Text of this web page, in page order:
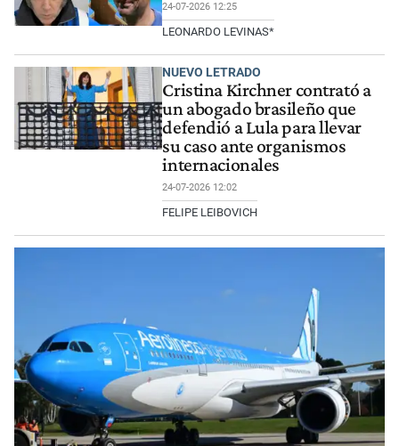
24-07-2026 12:25
LEONARDO LEVINAS*
NUEVO LETRADO
Cristina Kirchner contrató a
un abogado brasileño que
defendió a Lula para llevar
su caso ante organismos
internacionales
24-07-2026 12:02
FELIPE LEIBOVICH